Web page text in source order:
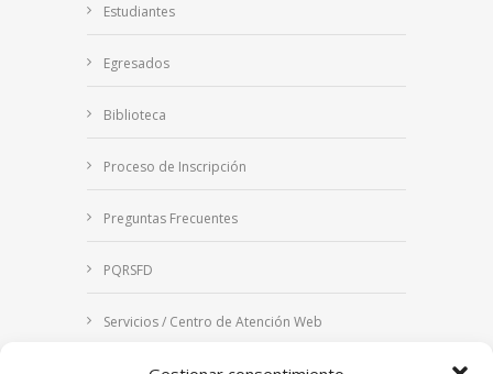
Estudiantes
Egresados
Biblioteca
Proceso de Inscripción
Preguntas Frecuentes
PQRSFD
Servicios / Centro de Atención Web